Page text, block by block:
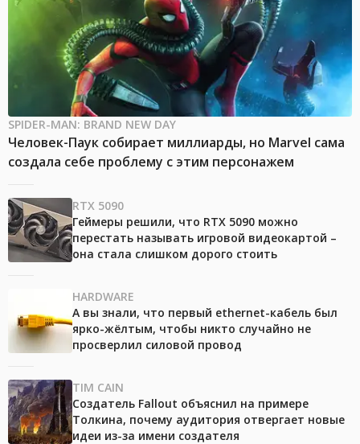
SPIDER-MAN: BRAND NEW DAY
Человек-Паук собирает миллиарды, но Marvel сама
создала себе проблему с этим персонажем
RTX 5090
Геймеры решили, что RTX 5090 можно
перестать называть игровой видеокартой –
она стала слишком дорого стоить
HARDWARE
А вы знали, что первый ethernet-кабель был
ярко-жёлтым, чтобы никто случайно не
просверлил силовой провод
TIM CAIN
Создатель Fallout объяснил на примере
Толкина, почему аудитория отвергает новые
идеи из-за имени создателя